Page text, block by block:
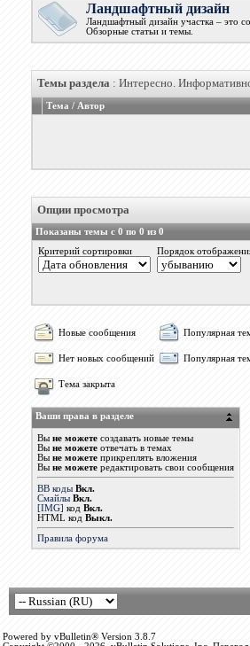
Ландшафтный дизайн
Ландшафтный дизайн участка – это
Обзорные статьи и темы.
Темы раздела: Интересно.
Тема / Автор
Опции просмотра
Показаны темы с 0 по 0 из 0
Критерий сортировки
Порядок
Новые сообщения Популярная
Нет новых сообщений Популярная
Тема закрыта
Ваши права в разделе
Вы не можетесоздавать новые темы
Вы не можетеотвечать в темах
Вы не можетеприкреплять вложения
Вы не можетередактировать свои сообщения
BB коды Вкл.
Смайлы Вкл.
[IMG] код Вкл.
HTML код Выкл.
Правила форума
Powered by vBulletin® Version 3.8.7